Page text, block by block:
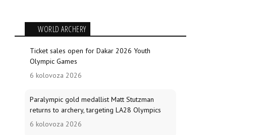
WORLD ARCHERY
Ticket sales open for Dakar 2026 Youth
Olympic Games
6 kolovoza 2026
Paralympic gold medallist Matt Stutzman
returns to archery, targeting LA28 Olympics
6 kolovoza 2026